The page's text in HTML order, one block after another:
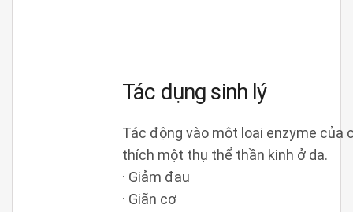
Tác dụng sinh lý
Tác động vào một loại enzyme của
thích một thụ thể thần kinh ở da.
· Giảm đau
· Giãn cơ